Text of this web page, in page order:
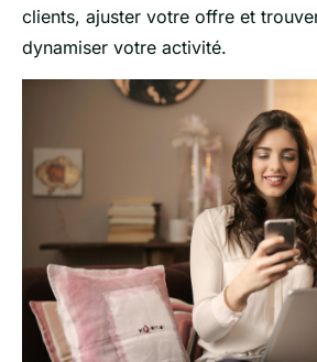
clients, ajuster votre offre et
dynamiser votre activité.